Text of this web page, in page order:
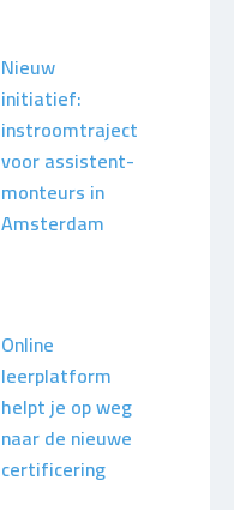
Nieuw
initiatief:
instroomtraject
voor assistent-
monteurs in
Amsterdam
Online
leerplatform
helpt je op weg
naar de nieuwe
certificering